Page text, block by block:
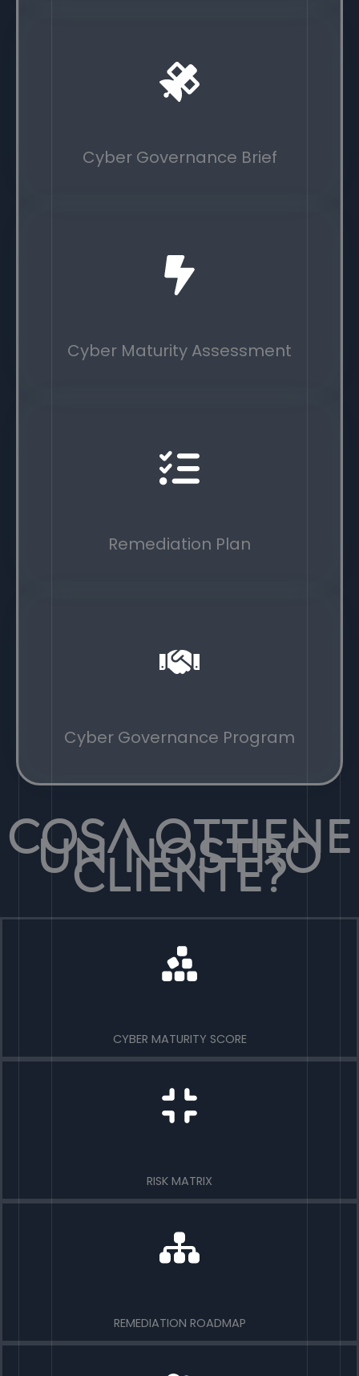
Cyber Governance Brief
Cyber Maturity Assessment
Remediation Plan
Cyber Governance Program
Cosa ottiene
un nostro
cliente?
CYBER MATURITY SCORE
RISK MATRIX
REMEDIATION ROADMAP